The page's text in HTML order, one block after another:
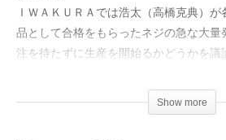
ＩＷＡＫＵＲＡでは浩太（高橋克典）
品として合格をもらったネジの急な大量
注を待たずに生産を開始るかどうかを議
桑原亮子、福原遥、高橋克典、永作博美
Show more